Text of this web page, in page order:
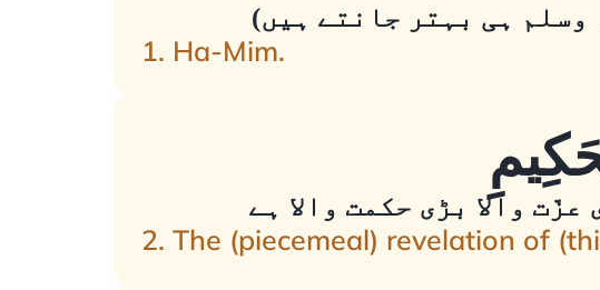
ہی بہتر جانتے ہیں)
1. Ha-Mim.
والا بڑی حکمت والا ہے
2. The (piecemeal) revelation of